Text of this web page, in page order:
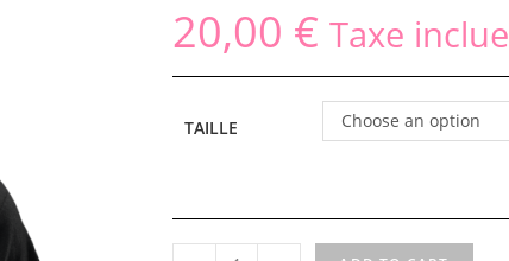
20,00 € Taxe inclue
TAILLE Choose an option